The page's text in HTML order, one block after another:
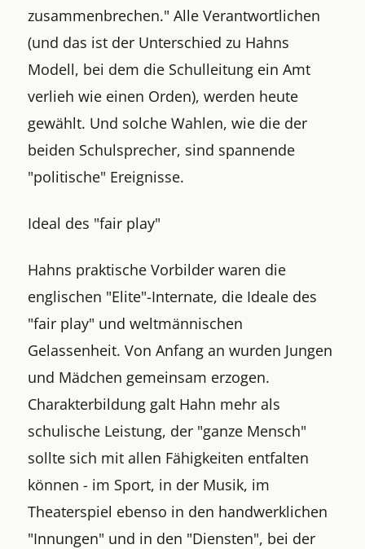
zusammenbrechen." Alle Verantwortlichen
(und das ist der Unterschied zu Hahns
Modell, bei dem die Schulleitung ein Amt
verlieh wie einen Orden), werden heute
gewählt. Und solche Wahlen, wie die der
beiden Schulsprecher, sind spannende
"politische" Ereignisse.
Ideal des "fair play"
Hahns praktische Vorbilder waren die
englischen "Elite"-Internate, die Ideale des
"fair play" und weltmännischen
Gelassenheit. Von Anfang an wurden Jungen
und Mädchen gemeinsam erzogen.
Charakterbildung galt Hahn mehr als
schulische Leistung, der "ganze Mensch"
sollte sich mit allen Fähigkeiten entfalten
können - im Sport, in der Musik, im
Theaterspiel ebenso in den handwerklichen
"Innungen" und in den "Diensten", bei der